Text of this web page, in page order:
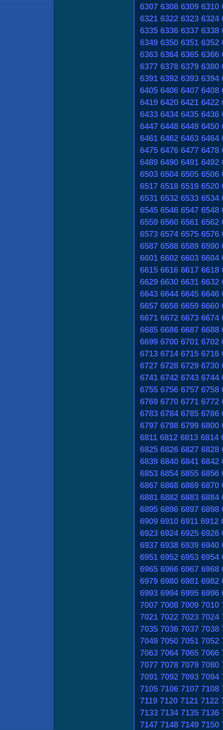
6307 6308 6309 6310
6321 6322 6323 6324
6335 6336 6337 6338
6349 6350 6351 6352
6363 6364 6365 6366
6377 6378 6379 6380
6391 6392 6393 6394
6405 6406 6407 6408
6419 6420 6421 6422
6433 6434 6435 6436
6447 6448 6449 6450
6461 6462 6463 6464
6475 6476 6477 6478
6489 6490 6491 6492
6503 6504 6505 6506
6517 6518 6519 6520
6531 6532 6533 6534
6545 6546 6547 6548
6559 6560 6561 6562
6573 6574 6575 6576
6587 6588 6589 6590
6601 6602 6603 6604
6615 6616 6617 6618
6629 6630 6631 6632
6643 6644 6645 6646
6657 6658 6659 6660
6671 6672 6673 6674
6685 6686 6687 6688
6699 6700 6701 6702
6713 6714 6715 6716
6727 6728 6729 6730
6741 6742 6743 6744
6755 6756 6757 6758
6769 6770 6771 6772
6783 6784 6785 6786
6797 6798 6799 6800
6811 6812 6813 6814
6825 6826 6827 6828
6839 6840 6841 6842
6853 6854 6855 6856
6867 6868 6869 6870
6881 6882 6883 6884
6895 6896 6897 6898
6909 6910 6911 6912
6923 6924 6925 6926
6937 6938 6939 6940
6951 6952 6953 6954
6965 6966 6967 6968
6979 6980 6981 6982
6993 6994 6995 6996
7007 7008 7009 7010
7021 7022 7023 7024
7035 7036 7037 7038
7049 7050 7051 7052
7063 7064 7065 7066
7077 7078 7079 7080
7091 7092 7093 7094
7105 7106 7107 7108
7119 7120 7121 7122
7133 7134 7135 7136
7147 7148 7149 7150